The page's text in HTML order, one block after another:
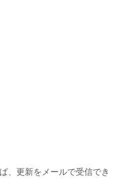
、更新をメールで受信でき